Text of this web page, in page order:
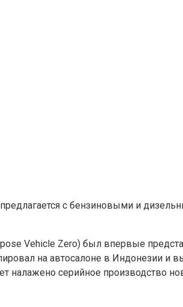
с бензиновыми и
Vehicle Zero) был впервые
на автосалоне в Индонезии и
налажено серийное производство